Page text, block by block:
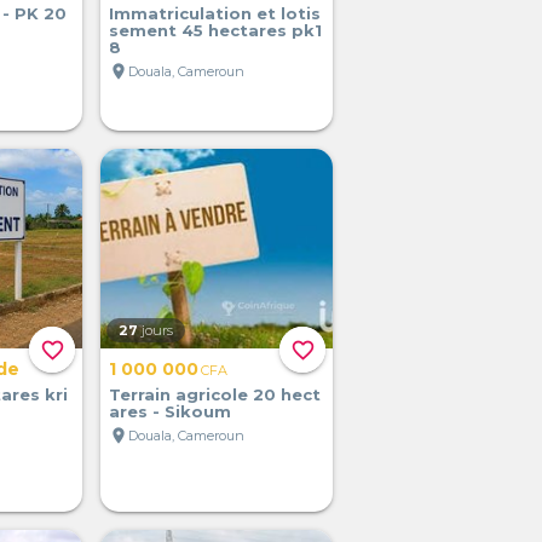
PK 20
Immatriculation et lotis
sement 45 hectares pk1
8
location_on Douala, Cameroun
favorite_border
kri
favorite_border
27 jours
1 000 000CFA
Terrain agricole 20 hect
ares - Sikoum
location_on Douala, Cameroun